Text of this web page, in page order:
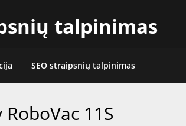
talpinimas
SEO straipsnių talpinimas
RoboVac 11S